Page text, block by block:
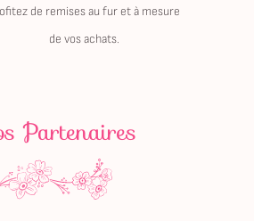
de remises au fur et à mesure
de vos achats.
Partenaires